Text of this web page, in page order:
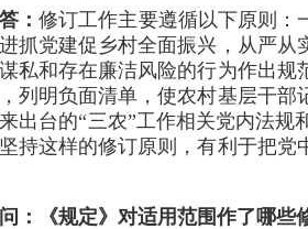
答：修订工作主要遵循以下原则：
抓党建促乡村全面振兴，从严
私和存在廉洁风险的行为作出
列明负面清单，使农村基层干
出台的“三农”工作相关党内法
持这样的修订原则，有利于把
问：《规定》对适用范围作了哪些